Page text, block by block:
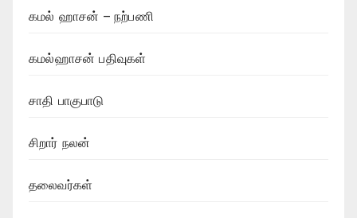
கமல் ஹாசன் – நற்பணி
கமல்ஹாசன் பதிவுகள்
சாதி பாகுபாடு
சிறார் நலன்
தலைவர்கள்